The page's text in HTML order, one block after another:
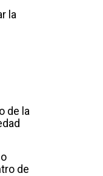
la
de la
de